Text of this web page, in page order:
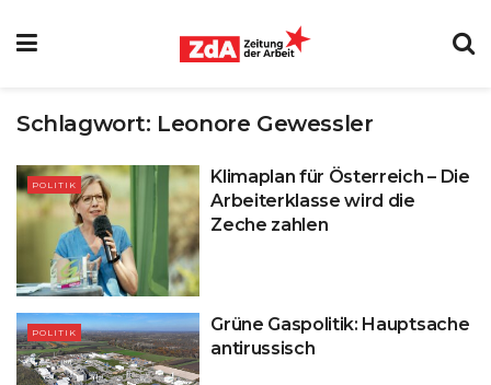
Schlagwort: Leonore Gewessler
POLITIK
Klimaplan für Österreich – Die
Arbeiterklasse wird die
Zeche zahlen
POLITIK
Grüne Gaspolitik: Hauptsache
antirussisch